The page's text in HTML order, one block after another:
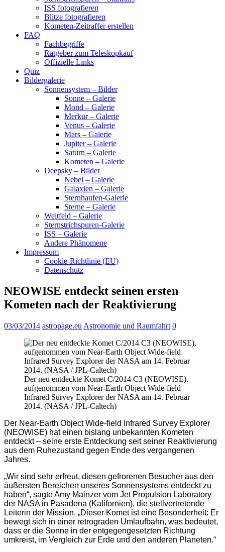
ISS fotografieren
Blitze fotografieren
Kometen-Zeitraffer erstellen
FAQ
Fachbegriffe
Ratgeber zum Teleskopkauf
Offizielle Links
Quiz
Bildergalerie
Sonnensystem – Bilder
Sonne – Galerie
Mond – Galerie
Merkur – Galerie
Venus – Galerie
Mars – Galerie
Jupiter – Galerie
Saturn – Galerie
Kometen – Galerie
Deepsky – Bilder
Nebel – Galerie
Galaxien – Galerie
Sternhaufen-Galerie
Sterne – Galerie
Weitfeld – Galerie
Sternstrichspuren-Galerie
ISS – Galerie
Andere Phänomene
Impressum
Cookie-Richtlinie (EU)
Datenschutz
NEOWISE entdeckt seinen ersten
Kometen nach der Reaktivierung
03/03/2014 astropage.eu Astronomie und Raumfahrt 0
Der neu entdeckte Komet C/2014 C3 (NEOWISE),
aufgenommen vom Near-Earth Object Wide-field
Infrared Survey Explorer der NASA am 14. Februar
2014. (NASA / JPL-Caltech)
Der Near-Earth Object Wide-field Infrared Survey Explorer
(NEOWISE) hat einen bislang unbekannten Kometen
entdeckt – seine erste Entdeckung seit seiner Reaktivierung
aus dem Ruhezustand gegen Ende des vergangenen
Jahres.
„Wir sind sehr erfreut, diesen gefrorenen Besucher aus den
äußersten Bereichen unseres Sonnensystems entdeckt zu
haben“, sagte Amy Mainzer vom Jet Propulsion Laboratory
der NASA in Pasadena (Kalifornien), die stellvertretende
Leiterin der Mission. „Dieser Komet ist eine Besonderheit: Er
bewegt sich in einer retrograden Umlaufbahn, was bedeutet,
dass er die Sonne in der entgegengesetzten Richtung
umkreist, im Vergleich zur Erde und den anderen Planeten.“